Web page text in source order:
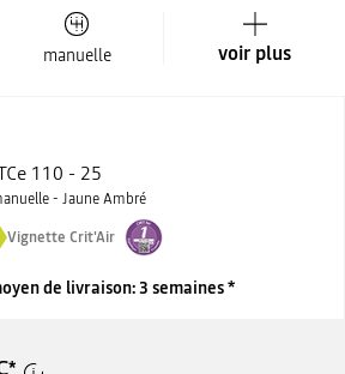
manuelle voir plus
110 - 25
- Jaune Ambré
Vignette Crit'Air
de livraison: 3 semaines *
*